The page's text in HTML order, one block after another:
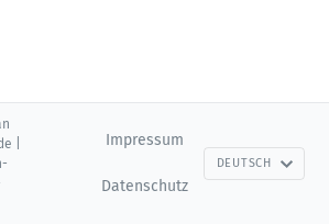
|
Impressum
Datenschutz
DEUTSCH